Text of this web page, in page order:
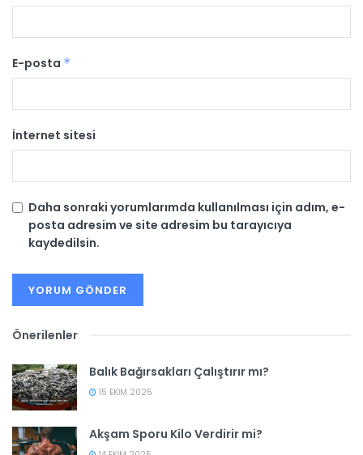
E-posta *
İnternet sitesi
Daha sonraki yorumlarımda kullanılması için adım, e-
posta adresim ve site adresim bu tarayıcıya
kaydedilsin.
Önerilenler
Balık Bağırsakları Çalıştırır mı?
15 EKIM 2025
Akşam Sporu Kilo Verdirir mi?